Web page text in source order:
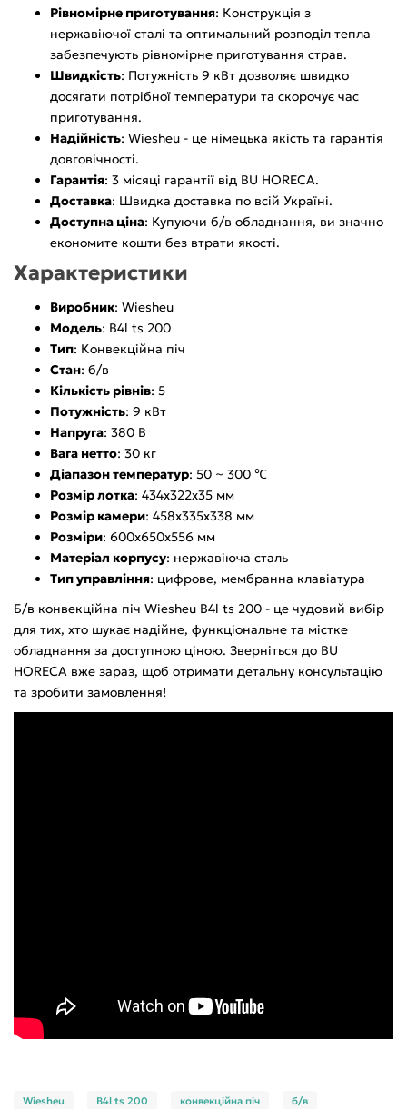
Рівномірне приготування: Конструкція з
нержавіючої сталі та оптимальний розподіл тепла
забезпечують рівномірне приготування страв.
Швидкість: Потужність 9 кВт дозволяє швидко
досягати потрібної температури та скорочує час
приготування.
Надійність: Wiesheu - це німецька якість та гарантія
довговічності.
Гарантія: 3 місяці гарантії від BU HORECA.
Доставка: Швидка доставка по всій Україні.
Доступна ціна: Купуючи б/в обладнання, ви значно
економите кошти без втрати якості.
Характеристики
Виробник: Wiesheu
Модель: B4l ts 200
Тип: Конвекційна піч
Стан: б/в
Кількість рівнів: 5
Потужність: 9 кВт
Напруга: 380 В
Вага нетто: 30 кг
Діапазон температур: 50 ~ 300 ℃
Розмір лотка: 434x322x35 мм
Розмір камери: 458x335x338 мм
Розміри: 600x650x556 мм
Матеріал корпусу: нержавіюча сталь
Тип управління: цифрове, мембранна клавіатура
Б/в конвекційна піч Wiesheu B4l ts 200 - це чудовий вибір
для тих, хто шукає надійне, функціональне та містке
обладнання за доступною ціною. Зверніться до BU
HORECA вже зараз, щоб отримати детальну консультацію
та зробити замовлення!
Wiesheu B4l ts 200 конвекційна піч б/в